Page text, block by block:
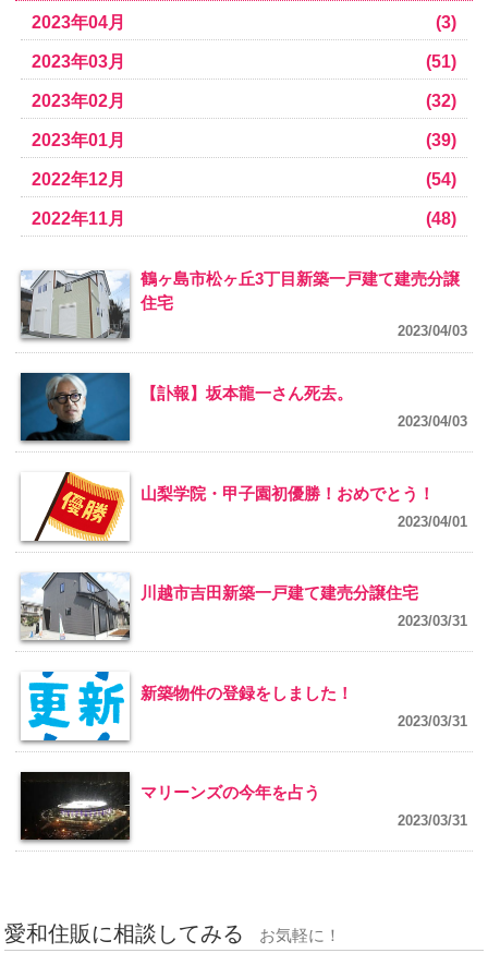
2023年04月 (3)
2023年03月 (51)
2023年02月 (32)
2023年01月 (39)
2022年12月 (54)
2022年11月 (48)
鶴ヶ島市松ヶ丘3丁目新築一戸建て建売分譲
住宅
2023/04/03
【訃報】坂本龍一さん死去。
2023/04/03
山梨学院・甲子園初優勝！おめでとう！
2023/04/01
川越市吉田新築一戸建て建売分譲住宅
2023/03/31
新築物件の登録をしました！
2023/03/31
マリーンズの今年を占う
2023/03/31
愛和住販に相談してみる お気軽に！